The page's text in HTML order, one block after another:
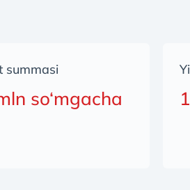
summasi
so‘mgacha